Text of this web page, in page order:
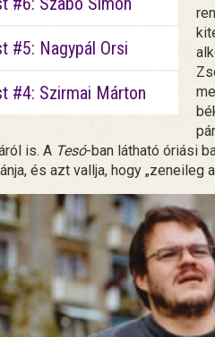
#5: Nagypál Orsi
#4: Szirmai Márton
is. A Tesó-ban látható óriási
és azt vallja, hogy